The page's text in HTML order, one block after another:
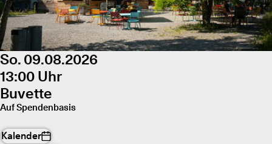
So. 09.08.2026
13:00 Uhr
Buvette
Auf Spendenbasis
Kalender